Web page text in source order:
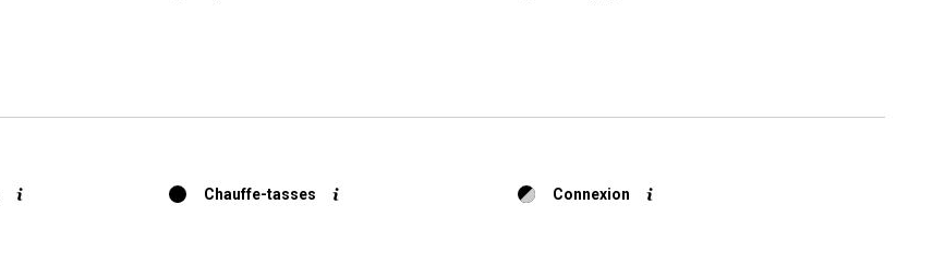
Chauffe-tasses Connexion